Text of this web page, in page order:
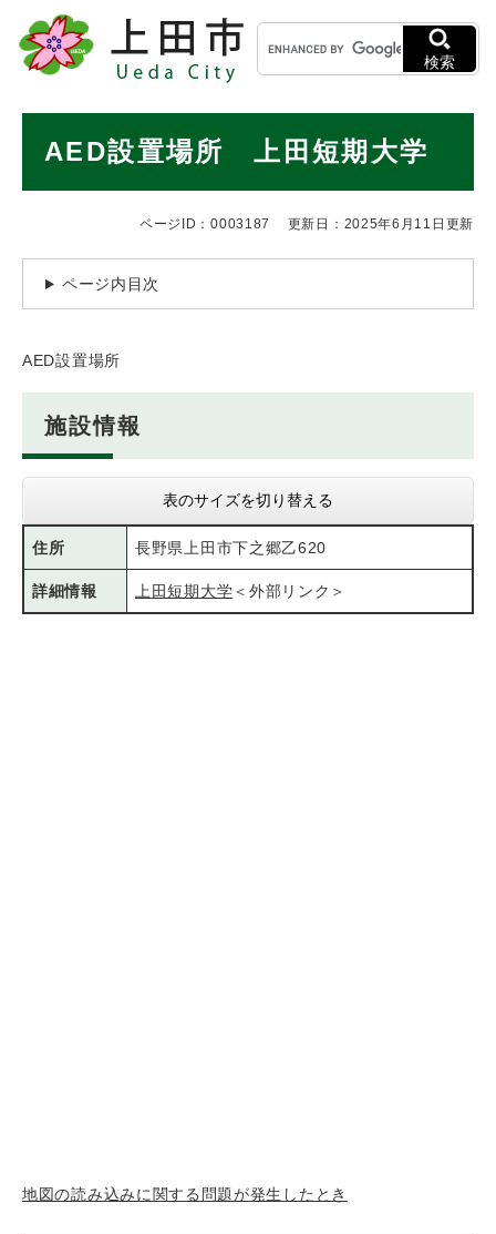
メニューを飛ばして本文へ
キ
ー
ワ
検
検索
AED設置場所 上田短期大学
ページID：0003187 更新日：2025年6月11日更新
ページ内目次
AED設置場所
施設情報
表のサイズを切り替える
住所 長野県上田市下之郷乙620
詳細情報 上田短期大学＜外部リンク＞
地図の読み込みに関する問題が発生したとき